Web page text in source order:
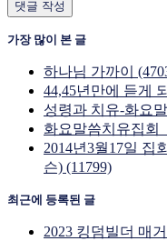
가장 많이 본 글
하나님 가까이
44,45년만에 듣게
성령과 치유-화요
화요말씀치유집회
2014년3월17일 집
슨) (11799)
최근에 등록된 글
2023 킹덤빌더 매